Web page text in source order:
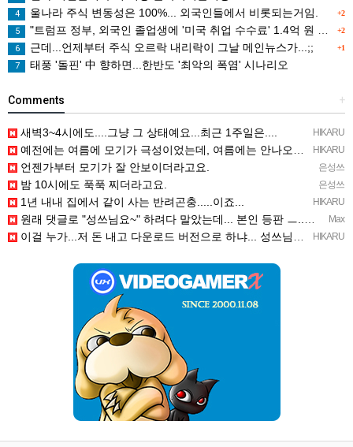
+2
4 울나라 주식 변동성은 100%... 외국인들에서 비롯되는거임.
+2
5 "트럼프 정부, 외국인 졸업생에 '미국 취업 수수료' 1.4억 원 검토
+1
6 근데...언제부터 주식 오르락 내리락이 그날 메인뉴스가...;;
7 태풍 '돌핀' 中 향하면...한반도 '최악의 폭염' 시나리오
+
Comments
HIKARU
새벽3~4시에도....그냥 그 상태예요...최근 1주일은....
HIKARU
예전에는 여름에 모기가 극성이었는데, 여름에는 안나오는 것 같은.....ㅎ ㅎ)
은성쓰
언젠가부터 모기가 잘 안보이더라고요.
은성쓰
밤 10시에도 푹푹 찌더라고요.
HIKARU
1년 내내 집에서 같이 사는 반려곤충.....이죠...
Max
원래 댓글로 "성쓰님요~" 하려다 말았는데... 본인 등판 ㅡ..ㅡy~
HIKARU
이걸 누가...저 돈 내고 다운로드 버전으로 하냐... 성쓰님이 계셨다!!!...